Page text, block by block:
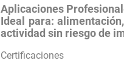
Aplicaciones
Ideal para:
actividad sin riesgo de
Certificaciones